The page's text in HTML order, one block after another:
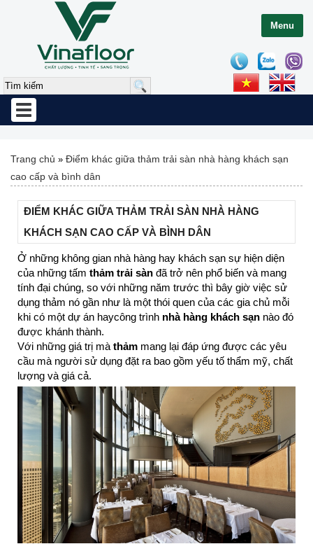
Menu
Toggle
navigation
Trang chủ » Điểm khác giữa thảm trải sàn nhà hàng khách sạn
cao cấp và bình dân
ĐIỂM KHÁC GIỮA THẢM TRẢI SÀN NHÀ HÀNG
KHÁCH SẠN CAO CẤP VÀ BÌNH DÂN
Ở những không gian nhà hàng hay khách sạn sự hiện diện
của những tấm thảm trải sàn đã trở nên phổ biến và mang
tính đại chúng, so với những năm trước thì bây giờ việc sử
dụng thảm nó gần như là một thói quen của các gia chủ mỗi
khi có một dự án haycông trình nhà hàng khách sạn nào đó
được khánh thành.
Với những giá trị mà thảm mang lại đáp ứng được các yêu
cầu mà người sử dụng đặt ra bao gồm yếu tố thẩm mỹ, chất
lượng và giá cả.